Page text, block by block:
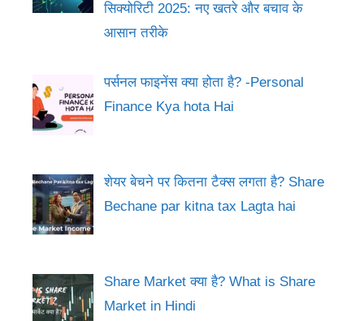
सिक्योरिटी 2025: नए खतरे और बचाव के
आसान तरीके
पर्सनल फाइनेंस क्या होता है? -Personal
Finance Kya hota Hai
शेयर बेचने पर कितना टैक्स लगता है? Share
Bechane par kitna tax Lagta hai
Share Market क्या है? What is Share
Market in Hindi